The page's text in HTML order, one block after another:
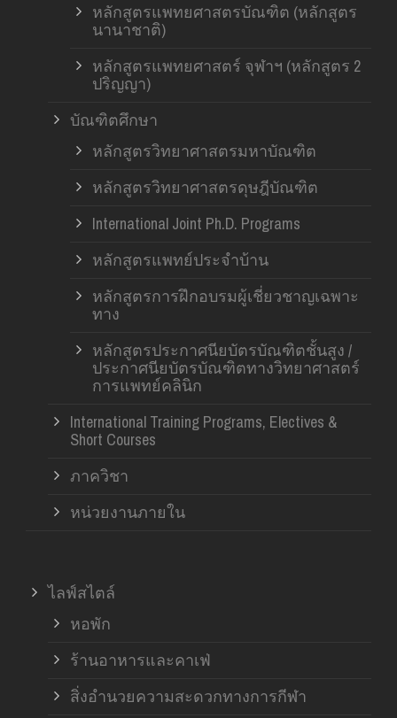
หลักสูตรแพทยศาสตรบัณฑิต (หลักสูตร
นานาชาติ)
หลักสูตรแพทยศาสตร์ จุฬาฯ (หลักสูตร 2
ปริญญา)
บัณฑิตศึกษา
หลักสูตรวิทยาศาสตรมหาบัณฑิต
หลักสูตรวิทยาศาสตรดุษฎีบัณฑิต
International Joint Ph.D. Programs
หลักสูตรแพทย์ประจำบ้าน
หลักสูตรการฝึกอบรมผู้เชี่ยวชาญเฉพาะ
ทาง
หลักสูตรประกาศนียบัตรบัณฑิตชั้นสูง /
ประกาศนียบัตรบัณฑิตทางวิทยาศาสตร์
การแพทย์คลินิก
International Training Programs, Electives &
Short Courses
ภาควิชา
หน่วยงานภายใน
ไลฟ์สไตล์
หอพัก
ร้านอาหารและคาเฟ่
สิ่งอำนวยความสะดวกทางการกีฬา